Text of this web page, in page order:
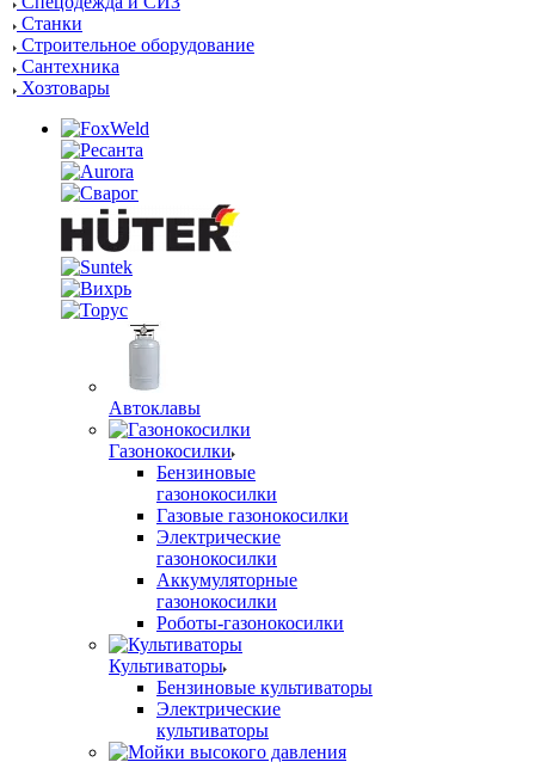
Станки
Строительное оборудование
Сантехника
Хозтовары
Автоклавы
Газонокосилки
Бензиновые
газонокосилки
Газовые газонокосилки
Электрические
газонокосилки
Аккумуляторные
газонокосилки
Роботы-газонокосилки
Культиваторы
Бензиновые культиваторы
Электрические
культиваторы